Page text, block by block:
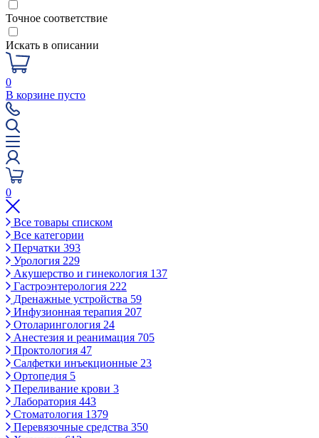
Точное соответствие
Искать в описании
0
В корзине пусто
0
Все товары списком
Все категории
Перчатки 393
Урология 229
Акушерство и гинекология 137
Гастроэнтерология 222
Дренажные устройства 59
Инфузионная терапия 207
Отоларингология 24
Анестезия и реанимация 705
Проктология 47
Салфетки инъекционные 23
Ортопедия 5
Переливание крови 3
Лаборатория 443
Стоматология 1379
Перевязочные средства 350